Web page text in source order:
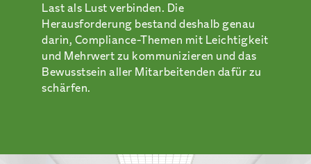
Last als Lust verbinden. Die
Herausforderung bestand deshalb genau
darin, Compliance-Themen mit Leichtigkeit
und Mehrwert zu kommunizieren und das
Bewusstsein aller Mitarbeitenden dafür zu
schärfen.